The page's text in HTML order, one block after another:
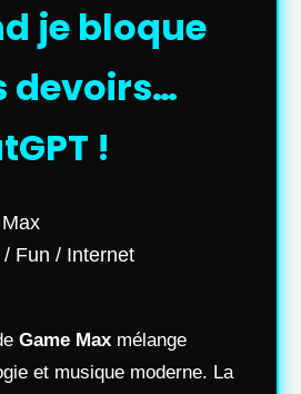
je bloque
devoirs…
!
/ Fun / Internet
Game Max mélange
et musique moderne. La